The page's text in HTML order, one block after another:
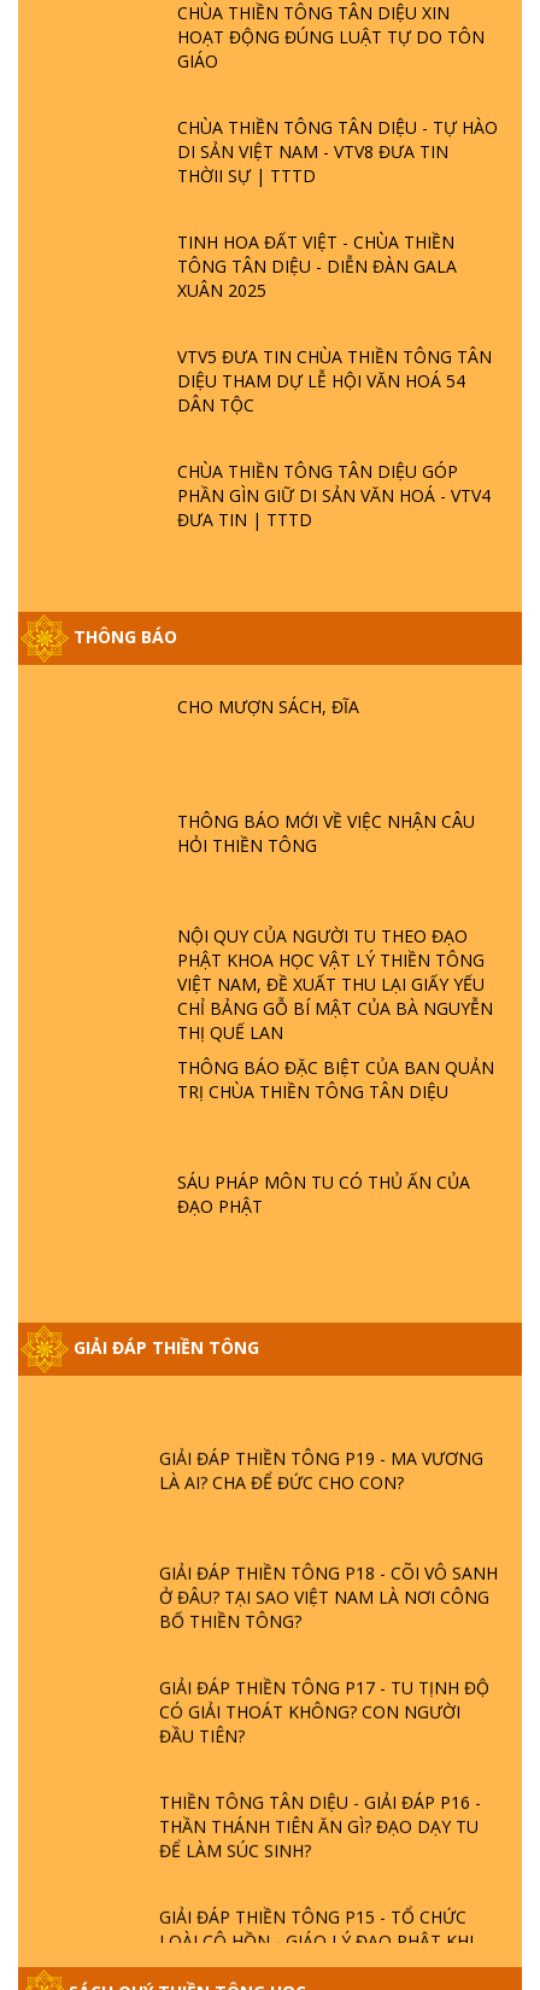
CHÙA THIỀN TÔNG TÂN DIỆU XIN
HOẠT ĐỘNG ĐÚNG LUẬT TỰ DO TÔN
GIÁO
CHÙA THIỀN TÔNG TÂN DIỆU - TỰ HÀO
DI SẢN VIỆT NAM - VTV8 ĐƯA TIN
THỜII SỰ | TTTD
TINH HOA ĐẤT VIỆT - CHÙA THIỀN
TÔNG TÂN DIỆU - DIỄN ĐÀN GALA
XUÂN 2025
VTV5 ĐƯA TIN CHÙA THIỀN TÔNG TÂN
DIỆU THAM DỰ LỄ HỘI VĂN HOÁ 54
DÂN TỘC
CHÙA THIỀN TÔNG TÂN DIỆU GÓP
PHẦN GÌN GIỮ DI SẢN VĂN HOÁ - VTV4
ĐƯA TIN | TTTD
THÔNG BÁO
CHO MƯỢN SÁCH, ĐĨA
THÔNG BÁO MỚI VỀ VIỆC NHẬN CÂU
HỎI THIỀN TÔNG
NỘI QUY CỦA NGƯỜI TU THEO ĐẠO
PHẬT KHOA HỌC VẬT LÝ THIỀN TÔNG
VIỆT NAM, ĐỀ XUẤT THU LẠI GIẤY YẾU
CHỈ BẢNG GỖ BÍ MẬT CỦA BÀ NGUYỄN
THỊ QUẾ LAN
THÔNG BÁO ĐẶC BIỆT CỦA BAN QUẢN
TRỊ CHÙA THIỀN TÔNG TÂN DIỆU
SÁU PHÁP MÔN TU CÓ THỦ ẤN CỦA
ĐẠO PHẬT
GIẢI ĐÁP THIỀN TÔNG
GIẢI ĐÁP ĐẶC BIỆT P25 - SUỐT 49 NĂM
PHẬT KHÔNG NÓI? HỘI LONG HOA LÀ
HỘI GÌ? TỬ VÌ ĐẠO
PHẬT GIỚI CÓ THỜI GIAN KHÔNG? |
TTTD
LÀ AI? QUỶ SA TĂNG? | TTTD
GIẢI ĐÁP THIỀN TÔNG ĐẶC BIỆT P22 - TẠI
SAO TRÁI ĐẤT NHIỀU THIÊN TAI - LŨ LỤT
- HỎA HOẠN | TTTD
GIẢI ĐÁP THIỀN TÔNG ĐẶC BIỆT P21 - TẠI
GIẢI ĐÁP VỀ LỄ TIỄN THIỀN TÔNG SƯ
GIẢI ĐÁP THIỀN TÔNG ĐẶC BIỆT PHẦN 20
- BÁC NGUYỄN NHÂN LÀ AI? PHIỀN NÃO
GIẢI ĐÁP THIỀN TÔNG P19 - MA VƯƠNG
LÀ AI? CHA ĐỂ ĐỨC CHO CON?
GIẢI ĐÁP THIỀN TÔNG P18 - CÕI VÔ SANH
Ở ĐÂU? TẠI SAO VIỆT NAM LÀ NƠI CÔNG
BỐ THIỀN TÔNG?
GIẢI ĐÁP THIỀN TÔNG P17 - TU TỊNH ĐỘ
CÓ GIẢI THOÁT KHÔNG? CON NGƯỜI
ĐẦU TIÊN?
THIỀN TÔNG TÂN DIỆU - GIẢI ĐÁP P16 -
THẦN THÁNH TIÊN ĂN GÌ? ĐẠO DẠY TU
ĐỂ LÀM SÚC SINH?
GIẢI ĐÁP THIỀN TÔNG P15 - TỔ CHỨC
LOÀI CÔ HỒN - GIÁO LÝ ĐẠO PHẬT KHI